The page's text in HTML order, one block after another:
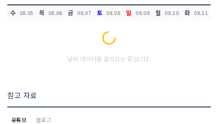
수 08.05 목 08.06 금 08.07 토 08.08 일 08.09 월 08.10 화 08.11
Loading...
날씨 데이터를 불러오는 중입니다.
참고 자료
유튜브 블로그